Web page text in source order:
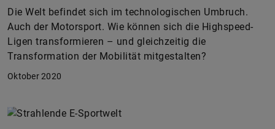
Die Welt befindet sich im technologischen Umbruch.
Auch der Motorsport. Wie können sich die Highspeed-
Ligen transformieren – und gleichzeitig die
Transformation der Mobilität mitgestalten?
Oktober 2020